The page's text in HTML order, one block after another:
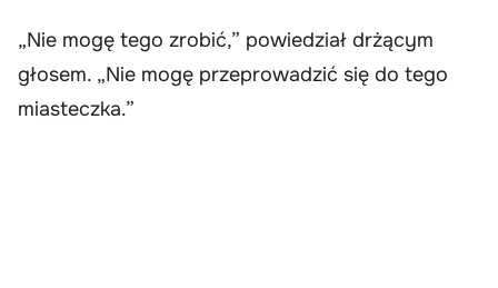
„Nie mogę tego zrobić,” powiedział drżącym
głosem. „Nie mogę przeprowadzić się do tego
miasteczka.”